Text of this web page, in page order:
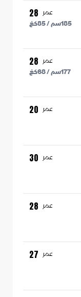
عمر 28
185سم /85كغ
عمر 28
177سم /68كغ
عمر 20
عمر 30
عمر 28
عمر 27